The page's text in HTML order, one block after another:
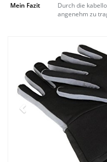
Mein Fazit
Durch die
angenehm zu